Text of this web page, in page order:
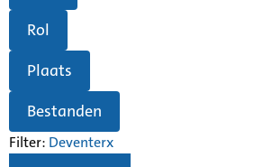
Rol
Plaats
Bestanden
Filter: Deventerx